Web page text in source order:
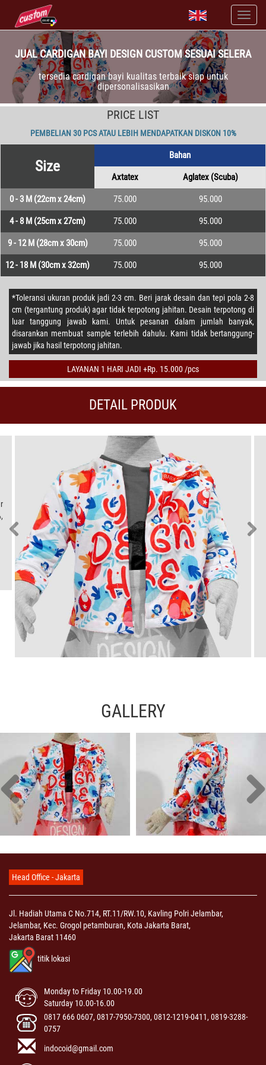
JUAL CARDIGAN BAYI DESIGN CUSTOM SESUAI SELERA
tersedia cardigan bayi kualitas terbaik siap untuk
dipersonalisasikan
PRICE LIST
PEMBELIAN 30 PCS ATAU LEBIH MENDAPATKAN DISKON 10%
Size
Bahan
Axtatex Aglatex (Scuba)
0 - 3 M (22cm x 24cm) 75.000 95.000
4 - 8 M (25cm x 27cm) 75.000 95.000
9 - 12 M (28cm x 30cm) 75.000 95.000
12 - 18 M (30cm x 32cm) 75.000 95.000
*Toleransi ukuran produk jadi 2-3 cm. Beri jarak desain dan tepi pola 2-8
cm (tergantung produk) agar tidak terpotong jahitan. Desain terpotong di
luar tanggung jawab kami. Untuk pesanan dalam jumlah banyak,
disarankan membuat sample terlebih dahulu. Kami tidak bertanggung-
jawab jika hasil terpotong jahitan.
LAYANAN 1 HARI JADI +Rp. 15.000 /pcs
DETAIL PRODUK
GALLERY
Head Office - Jakarta
Jl. Hadiah Utama C No.714, RT.11/RW.10, Kavling Polri Jelambar,
Jelambar, Kec. Grogol petamburan, Kota Jakarta Barat,
Jakarta Barat 11460
titik lokasi
Monday to Friday 10.00-19.00
Saturday 10.00-16.00
0817 666 0607, 0817-7950-7300, 0812-1219-0411, 0819-3288-
0757
indocoid@gmail.com